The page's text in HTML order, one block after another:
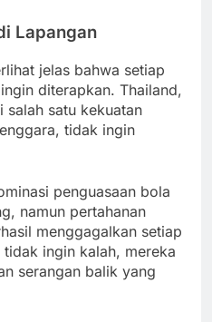
Lapangan
jelas bahwa setiap
diterapkan. Thailand,
salah satu kekuatan
tidak ingin
penguasaan bola
namun pertahanan
menggagalkan setiap
ingin kalah, mereka
serangan balik yang